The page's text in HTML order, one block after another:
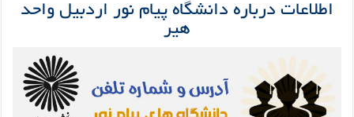
اطلاعات درباره دانشگاه پیام نور اردبیل واحد
هیر